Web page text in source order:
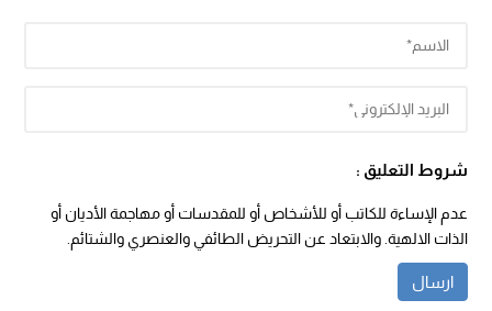
شروط التعليق :
عدم الإساءة للكاتب أو للأشخاص أو للمقدسات أو مهاجمة الأديان أو
الذات الالهية. والابتعاد عن التحريض الطائفي والعنصري والشتائم.